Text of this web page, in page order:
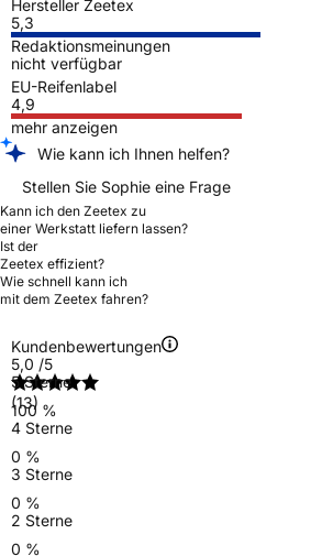
Hersteller Zeetex
5,3
Redaktionsmeinungen
nicht verfügbar
EU-Reifenlabel
4,9
mehr anzeigen
Wie kann ich Ihnen helfen?
Stellen Sie Sophie eine Frage
Kann ich den Zeetex zu
einer Werkstatt liefern lassen?
Ist der
Zeetex effizient?
Wie schnell kann ich
mit dem Zeetex fahren?
Kundenbewertungen
5,0 /5
(13)
5 Sterne
100 %
4 Sterne
0 %
3 Sterne
0 %
2 Sterne
0 %